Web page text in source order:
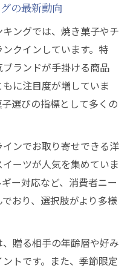
の最新動向
ングでは、焼き菓子やチ
クインしています。特
ランドが手掛ける商品
に注目度が増していま
選びの指標として多くの
ンでお取り寄せできる洋
ーツが人気を集めていま
ー対応など、消費者ニー
おり、選択肢がより多様
贈る相手の年齢層や好み
トです。また、季節限定